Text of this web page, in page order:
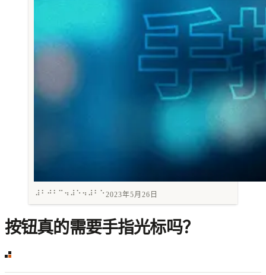
⠼⠃⠚⠃⠉⠲⠼⠑⠲⠼⠃⠑2023年5月26日
按钮真的需要手指光标吗？